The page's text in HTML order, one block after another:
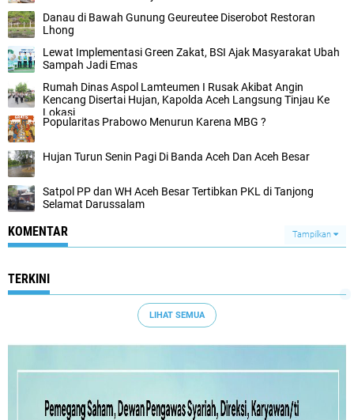
Danau di Bawah Gunung Geureutee Diserobot Restoran
Lhong
Lewat Implementasi Green Zakat, BSI Ajak Masyarakat Ubah
Sampah Jadi Emas
Rumah Dinas Aspol Lamteumen I Rusak Akibat Angin
Kencang Disertai Hujan, Kapolda Aceh Langsung Tinjau Ke
Lokasi
Popularitas Prabowo Menurun Karena MBG ?
Hujan Turun Senin Pagi Di Banda Aceh Dan Aceh Besar
Satpol PP dan WH Aceh Besar Tertibkan PKL di Tanjong
Selamat Darussalam
KOMENTAR Tampilkan
TERKINI
LIHAT SEMUA